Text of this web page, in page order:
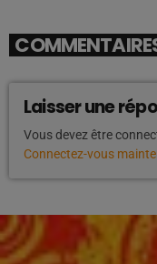
Laisser une
Vous devez être
Connectez-vous